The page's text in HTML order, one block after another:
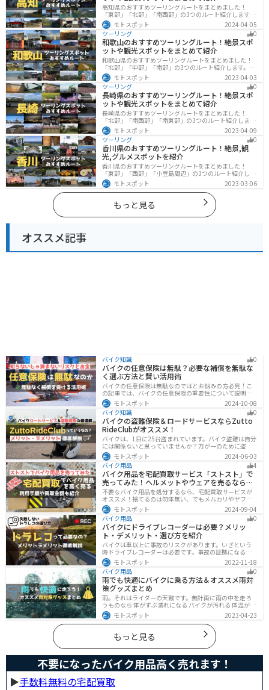
高知県のおすすめツーリングルートをまとめました！
「東部」「北部」「南西部」の3つのルート紹介します。
山と海どちらも楽しめるスポットが多数あり、様々な楽
しみ方ができます。バイクで高知県にツーリングに行く
際は参考にしてください。
モトスポット
2024-04-05
ツーリング
0
和歌山のおすすめツーリングルート！絶景スポ
ットや観光スポットをまとめて紹介
和歌山県のおすすめツーリングルートをまとめました！
「北部」「中部」「南部」の3つのルート紹介します。海
と山に囲まれた自然豊かなエリアが広がり、様々な楽し
み方ができます。バイクで和歌山県にツーリングに行く
際は参考にしてください。
モトスポット
2023-04-03
ツーリング
0
長崎県のおすすめツーリングルート！絶景スポ
ットや観光スポットをまとめて紹介
長崎県のおすすめツーリングルートをまとめました！
「北部」「南西部」「南東部」の3つのルート紹介しま
す。国際色豊かな街並みや世界遺産、絶景ポイントが数
多く存在し、様々な楽しみ方ができます。バイクで長崎
県にツーリングに行く際は参考にしてください。
モトスポット
2023-04-09
ツーリング
0
香川県のおすすめツーリングルート！絶景,観
光,グルメスポットを紹介
香川県のおすすめツーリングルートをまとめました！
「東部」「西部」「小豆島周辺」の3つのルート紹介しま
す。自然豊かな山から海、絶品グルメを満喫するツーリ
ングができます。バイクで香川県にツーリングに行く際
は参考にしてください。
モトスポット 2023-03-06
もっと見る
オススメ記事
バイク知識 0
バイクの任意保険は無駄？必要な補償を無駄な
く選ぶ方法と賢い活用術
バイクの任意保険は無駄なのではとお悩みの方必見！こ
の記事では、バイクの任意保険の重要性について説明し
ています。実は、自賠責保険だけでは不十分な保護しか
得られず、経済的リスクも高いです。この記事を読めば、
バイクの任意保険が必要な理由がわかります。
モトスポット
2024-10-08
バイク知識
0
バイクの盗難保険＆ロードサービスならZutto
RideClubがオススメ！
バイクは、1日に25台盗まれています。バイク盗難は自分
には関係ないと思っていませんか？万が一のために盗難
保険を検討しておきましょう。この記事ではオススメの
バイク盗難保険「ZuttoRideClub」について解説します。
ロードサービスや会員限定特典などもあるので、お得な
バイク盗難保険を探している人に最適です。
モトスポット
2024-06-03
バイク用品
4
バイク用品を宅配買取サービス「ストスト」で
売ってみた！ヘルメットやウェアを売るならオ
ススメ
不要なバイク用品を処分するなら、宅配買取サービスが
オススメ！捨てるのは勿体無い、でもメルカリやヤフオ
クに出すのは面倒だし手数料がかかる...STST（ストス
ト）なら手数料や送料など完全無料で、自宅から送るだ
けでOKなので超簡単に売れます！ストストを実際に使っ
てみたので、流れや買取金額などを紹介します。
モトスポット
2024-09-04
バイク用品
0
バイクにドライブレコーダーは必要？メリッ
ト・デメリット・選び方を紹介
バイクは車以上に事故のリスクがあります。いざという
時ドライブレコーダーは必要です。事故の証拠になるの
はもちろん、ツーリングの記録など多数のメリットがあ
ります。ドライブレコーダーのメリットデメリット、選
び方についてまとめました。付けようか悩んでいる人は
参考にしてください。
モトスポット
2022-11-18
バイク用品
0
雨でも快適にバイクに乗る方法＆オススメ雨対
策グッズまとめ
雨。それはライダーの天敵です。無計画に雨の中を走ろ
うものなら 体がずぶ濡れになる バイクが汚れる 体温が奪
われて集中力が低下する 雨で視界が悪くなる 路面が濡れ
て滑りやすくなるなど、晴れの日にはないマイナス要素
が盛りだくさんでライダーに押し寄せてきます。そんな
雨の中を好んで走ろうなんて誰も考えていないはずです
が、どうしても避けられない場合もありますよね。この
記事では、レインウエアや防水バッグをはじめ、ライダ
ーや荷物を雨から守るための方法やグッズなどについて
紹介します。雨はライダーにとって非常に厄介なモノで
すが、バッチリと対策しておけば意外と快適に走れてし
まうものです
モトスポット 2023-04-23
もっと見る
不要になったバイク用品高く売れます！
▶︎手数料無料の宅配買取